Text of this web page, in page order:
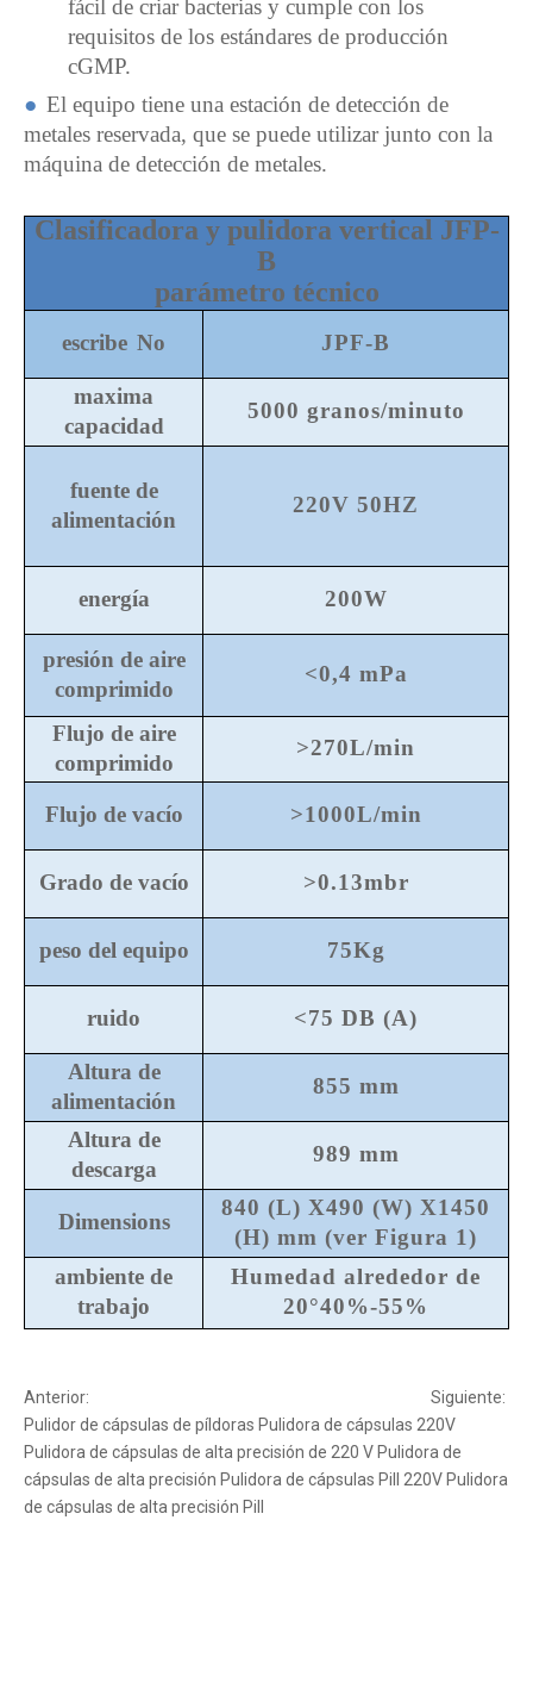
fácil de criar bacterias y cumple con los
requisitos de los estándares de producción
cGMP.
● El equipo tiene una estación de detección de
metales reservada, que se puede utilizar junto con la
máquina de detección de metales.
Clasificadora y pulidora vertical JFP-
B
parámetro técnico
escribe No JPF-B
maxima
capacidad
5000 granos/minuto
fuente de
alimentación
220V 50HZ
energía 200W
presión de aire
comprimido
<0,4 mPa
Flujo de aire
comprimido
>270L/min
Flujo de vacío >1000L/min
Grado de vacío >0.13mbr
peso del equipo 75Kg
ruido <75 DB (A)
Altura de
alimentación
855 mm
Altura de
descarga
989 mm
Dimensions
840 (L) X490 (W) X1450
(H) mm (ver Figura 1)
ambiente de
trabajo
Humedad alrededor de
20°40%-55%
Anterior:
Siguiente:
Pulidor de cápsulas de píldoras Pulidora de cápsulas 220V
Pulidora de cápsulas de alta precisión de 220 V Pulidora de
cápsulas de alta precisión Pulidora de cápsulas Pill 220V Pulidora
de cápsulas de alta precisión Pill